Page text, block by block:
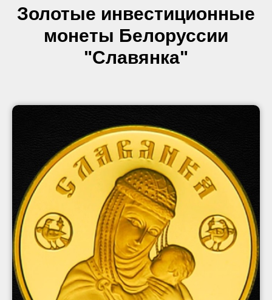
Золотые инвестиционные
монеты Белоруссии
"Славянка"